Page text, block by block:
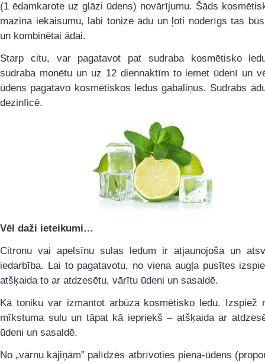
(1 ēdamkarote uz glāzi ūdens) novārījumu. Šāds
mazina iekaisumu, labi tonizē ādu un ļoti noderīgs tas
un kombinētai ādai.
Starp citu, var pagatavot pat sudraba kosmētisko
sudraba monētu un uz 12 diennaktīm to iemet ūdenī un
ūdens pagatavo kosmētiskos ledus gabaliņus. Sudrabs
dezinficē.
Vēl daži ieteikumi…
Citronu vai apelsīnu sulas ledum ir atjaunojoša un
iedarbība. Lai to pagatavotu, no viena augļa pusītes
atšķaida to ar atdzesētu, vārītu ūdeni un sasaldē.
Kā toniku var izmantot arbūza kosmētisko ledu. Izspiež
mīkstuma sulu un tāpat kā iepriekš – atšķaida ar
ūdeni un sasaldē.
No „vārnu kājiņām” palīdzēs atbrīvoties piena-ūdens